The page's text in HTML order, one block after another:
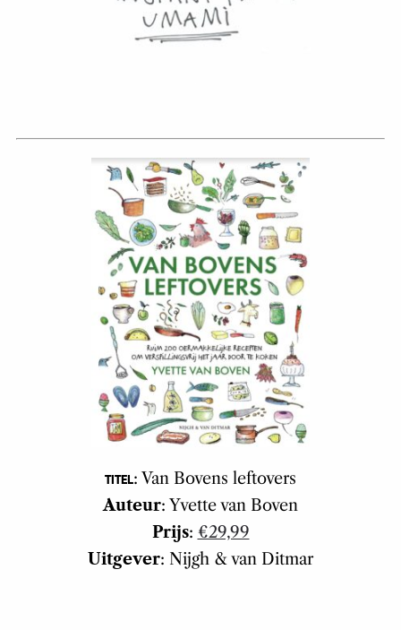
TITEL: Van Bovens leftovers
Auteur: Yvette van Boven
Prijs: €29,99
Uitgever: Nijgh & van Ditmar